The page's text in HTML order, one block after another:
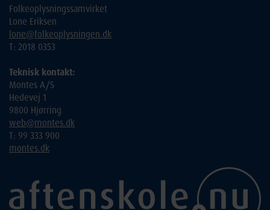
Folkeoplysningssamvirket
Lone Eriksen
lone@folkeoplysningen.dk
T: 2018 0353
Teknisk kontakt:
Montes A/S
Hedevej 1
9800 Hjørring
web@montes.dk
T: 99 333 900
montes.dk